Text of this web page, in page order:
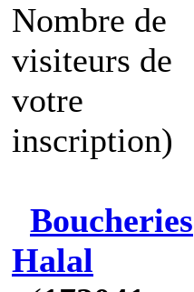
Nombre de
visiteurs de
votre
inscription)
Boucheries
Halal